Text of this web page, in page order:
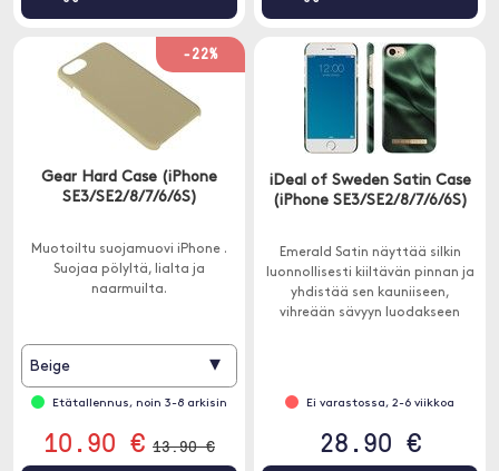
-22%
Gear Hard Case (iPhone
SE3/SE2/8/7/6/6S)
Muotoiltu suojamuovi iPhone .
Suojaa pölyltä, lialta ja
naarmuilta.
Beige ▾
Etätallennus, noin 3-8 arkisin
10.90 € 13.90 €
iDeal of Sweden Satin Case
(iPhone SE3/SE2/8/7/6/6S)
Emerald Satin näyttää silkin
luonnollisesti kiiltävän pinnan ja
yhdistää sen kauniiseen,
vihreään sävyyn luodakseen
Ei varastossa, 2-6 viikkoa
28.90 €